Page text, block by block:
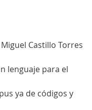
Castillo Torres
lenguaje para el
ya de códigos y